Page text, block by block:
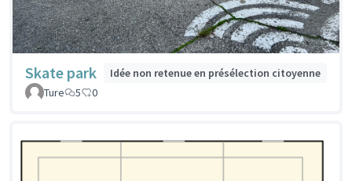
Skate park
Idée non retenue en présélection citoyenne
Ture
5 0